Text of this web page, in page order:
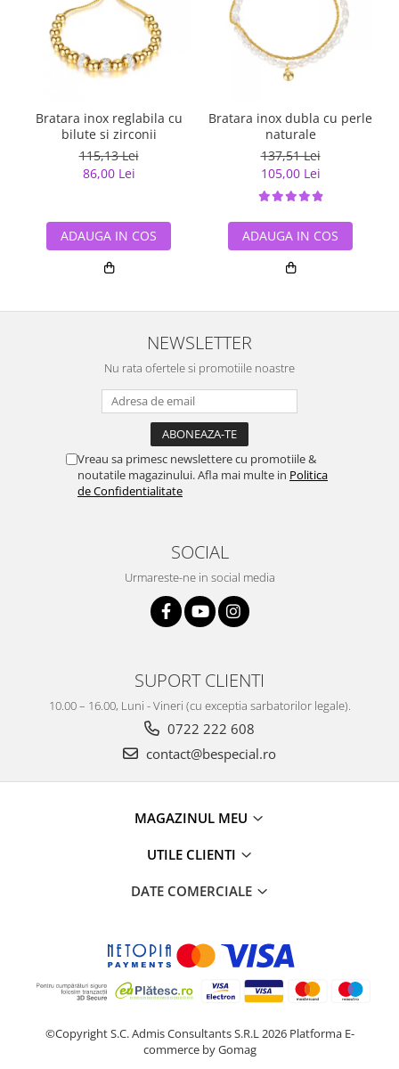
Bratara inox reglabila cu
bilute si zirconii
115,13 Lei
86,00 Lei
ADAUGA IN COS
Bratara inox dubla cu perle
naturale
137,51 Lei
105,00 Lei
ADAUGA IN COS
NEWSLETTER
Nu rata ofertele si promotiile noastre
Vreau sa primesc newslettere cu promotiile &
noutatile magazinului. Afla mai multe in Politica
de Confidentialitate
SOCIAL
Urmareste-ne in social media
SUPORT CLIENTI
10.00 – 16.00, Luni - Vineri (cu exceptia sarbatorilor legale).
0722 222 608
contact@bespecial.ro
MAGAZINUL MEU
UTILE CLIENTI
DATE COMERCIALE
©Copyright S.C. Admis Consultants S.R.L 2026 Platforma E-
commerce by Gomag